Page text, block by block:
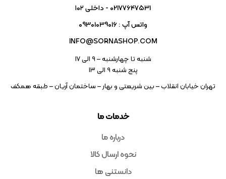
خدمات ما
درباره ما
نحوه ارسال کالا
دانستنی ها
02177647531 - داخلی ۱۰۲
واتس آپ : 09301039016
INFO@SORNASHOP.COM
شنبه تا چهارشنبه – ۹ الی 17
پنج شنبه ۹ الی 13
تهران خیابان انقلاب – بین شریعتی و بهار – ساختمان آریان – طبقه همکف